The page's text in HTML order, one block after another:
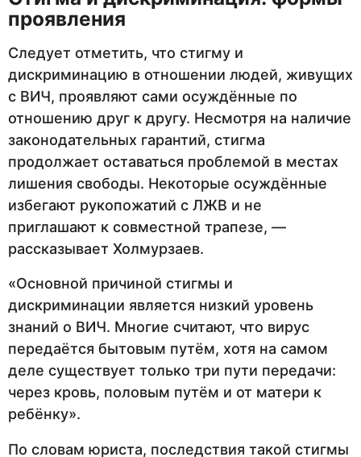
проявления
Следует отметить, что стигму и
дискриминацию в отношении людей, живущих
с ВИЧ, проявляют сами осуждённые по
отношению друг к другу. Несмотря на наличие
законодательных гарантий, стигма
продолжает оставаться проблемой в местах
лишения свободы. Некоторые осуждённые
избегают рукопожатий с ЛЖВ и не
приглашают к совместной трапезе, —
рассказывает Холмурзаев.
«Основной причиной стигмы и
дискриминации является низкий уровень
знаний о ВИЧ. Многие считают, что вирус
передаётся бытовым путём, хотя на самом
деле существует только три пути передачи:
через кровь, половым путём и от матери к
ребёнку».
По словам юриста, последствия такой стигмы